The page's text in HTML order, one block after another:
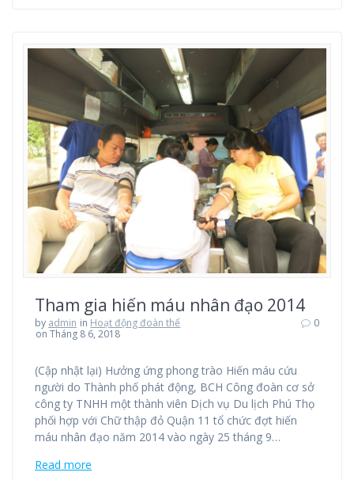
Tham gia hiến máu nhân đạo 2014
by admin in Hoạt động đoàn thể
on Tháng 8 6, 2018
0
(Cập nhật lại) Hưởng ứng phong trào Hiến máu cứu
người do Thành phố phát động, BCH Công đoàn cơ sở
công ty TNHH một thành viên Dịch vụ Du lịch Phú Thọ
phối hợp với Chữ thập đỏ Quận 11 tổ chức đợt hiến
máu nhân đạo năm 2014 vào ngày 25 tháng 9…
Read more